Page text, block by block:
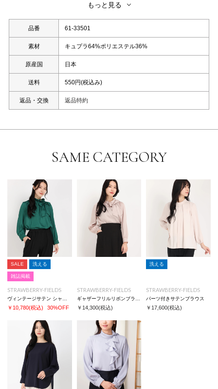
デコルテラインを美しく引き立てる柔らかなドレープが、お顔まわりに上品
な華やぎと女性らしい抜け感をプラスします。
素材には、キュプラ特有の滑らかな肌触りにフィブリル加工を施した、パウ
ダリーな質感のファブリックを採用。
シルクのような光沢を抑えたマットな艶消し感が、都会的で洗練されたムー
ドを醸し出します。
驚くほど軽やかで、身体のラインに優しく沿うドレープ性は、動作に合わせ
てドラマティックな揺れ感を演出します。
同素材のパンツと合わせてセットアップにも着回せます。(パンツ品番：61-
35106・ストール品番：61-32301)
※腰に巻いているストールは別売りになります。
洗濯：洗濯機使用可能(ネット使用)
ーが異なる場合もございます。
もっと見る
品番 61-33501
素材 キュプラ64%ポリエステル36%
原産国 日本
送料 550円(税込み)
返品・交換 返品特約
SAME CATEGORY
SALE 洗える
雑誌掲載
STRAWBERRY-FIELDS
￥10,780(税込) 30%OFF
STRAWBERRY-FIELDS
￥14,300(税込)
洗える
STRAWBERRY-FIELDS
パーツ付きサテンブラウス
￥17,600(税込)